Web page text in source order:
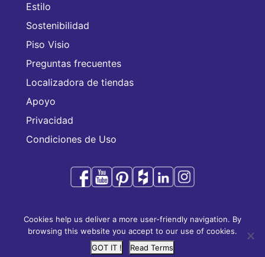
Estilo
Sostenibilidad
Piso Visio
Preguntas frecuentes
Localizadora de tiendas
Apoyo
Privacidad
Condiciones de Uso
Limited.
Copyright © 2025 CFL Holding Limited. Todos los
derechos reservados.
Cookies help us deliver a more user-friendly navigation. By
browsing this website you accept to our use of cookies.
GOT IT !
Read Terms